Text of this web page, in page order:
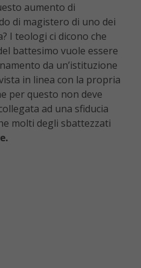
aumento di
di magistero di uno dei
I teologi ci dicono che
battesimo vuole essere
da un’istituzione
in linea con la propria
per questo non deve
ad una sfiducia
molti degli sbattezzati